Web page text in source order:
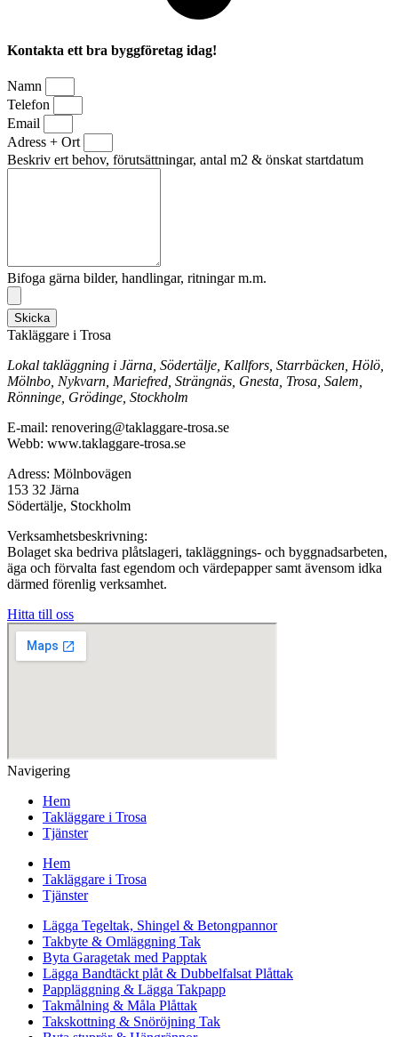
Kontakta ett bra byggföretag idag!
Namn
Telefon
Email
Adress + Ort
Beskriv ert behov, förutsättningar, antal m2 & önskat startdatum
Bifoga gärna bilder, handlingar, ritningar m.m.
Skicka
Takläggare i Trosa
Lokal takläggning i Järna, Södertälje, Kallfors, Starrbäcken, Hölö,
Mölnbo, Nykvarn, Mariefred, Strängnäs, Gnesta, Trosa, Salem,
Rönninge, Grödinge, Stockholm
E-mail: renovering@taklaggare-trosa.se
Webb: www.taklaggare-trosa.se
Adress: Mölnbovägen
153 32 Järna
Södertälje, Stockholm
Verksamhetsbeskrivning:
Bolaget ska bedriva plåtslageri, takläggnings- och byggnadsarbeten,
äga och förvalta fast egendom och värdepapper samt ävensom idka
därmed förenlig verksamhet.
Hitta till oss
Navigering
Hem
Takläggare i Trosa
Tjänster
Hem
Takläggare i Trosa
Tjänster
Lägga Tegeltak, Shingel & Betongpannor
Takbyte & Omläggning Tak
Byta Garagetak med Papptak
Lägga Bandtäckt plåt & Dubbelfalsat Plåttak
Pappläggning & Lägga Takpapp
Takmålning & Måla Plåttak
Takskottning & Snöröjning Tak